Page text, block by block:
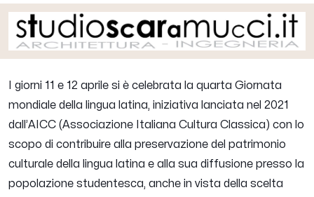
I giorni 11 e 12 aprile si è celebrata la quarta Giornata
mondiale della lingua latina, iniziativa lanciata nel 2021
dall’AICC (Associazione Italiana Cultura Classica) con lo
scopo di contribuire alla preservazione del patrimonio
culturale della lingua latina e alla sua diffusione presso la
popolazione studentesca, anche in vista della scelta